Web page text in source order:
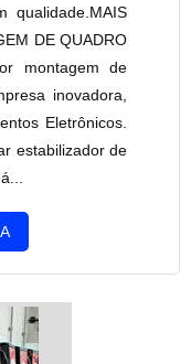
qualidade.MAIS
DE QUADRO
montagem de
inovadora,
Eletrônicos.
estabilizador de